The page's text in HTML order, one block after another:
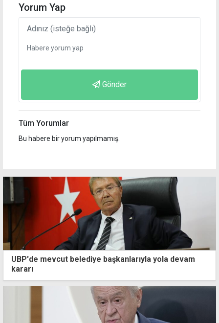
Yorum Yap
Gönder
Tüm Yorumlar
Bu habere bir yorum yapılmamış.
UBP'de mevcut belediye başkanlarıyla yola devam
kararı